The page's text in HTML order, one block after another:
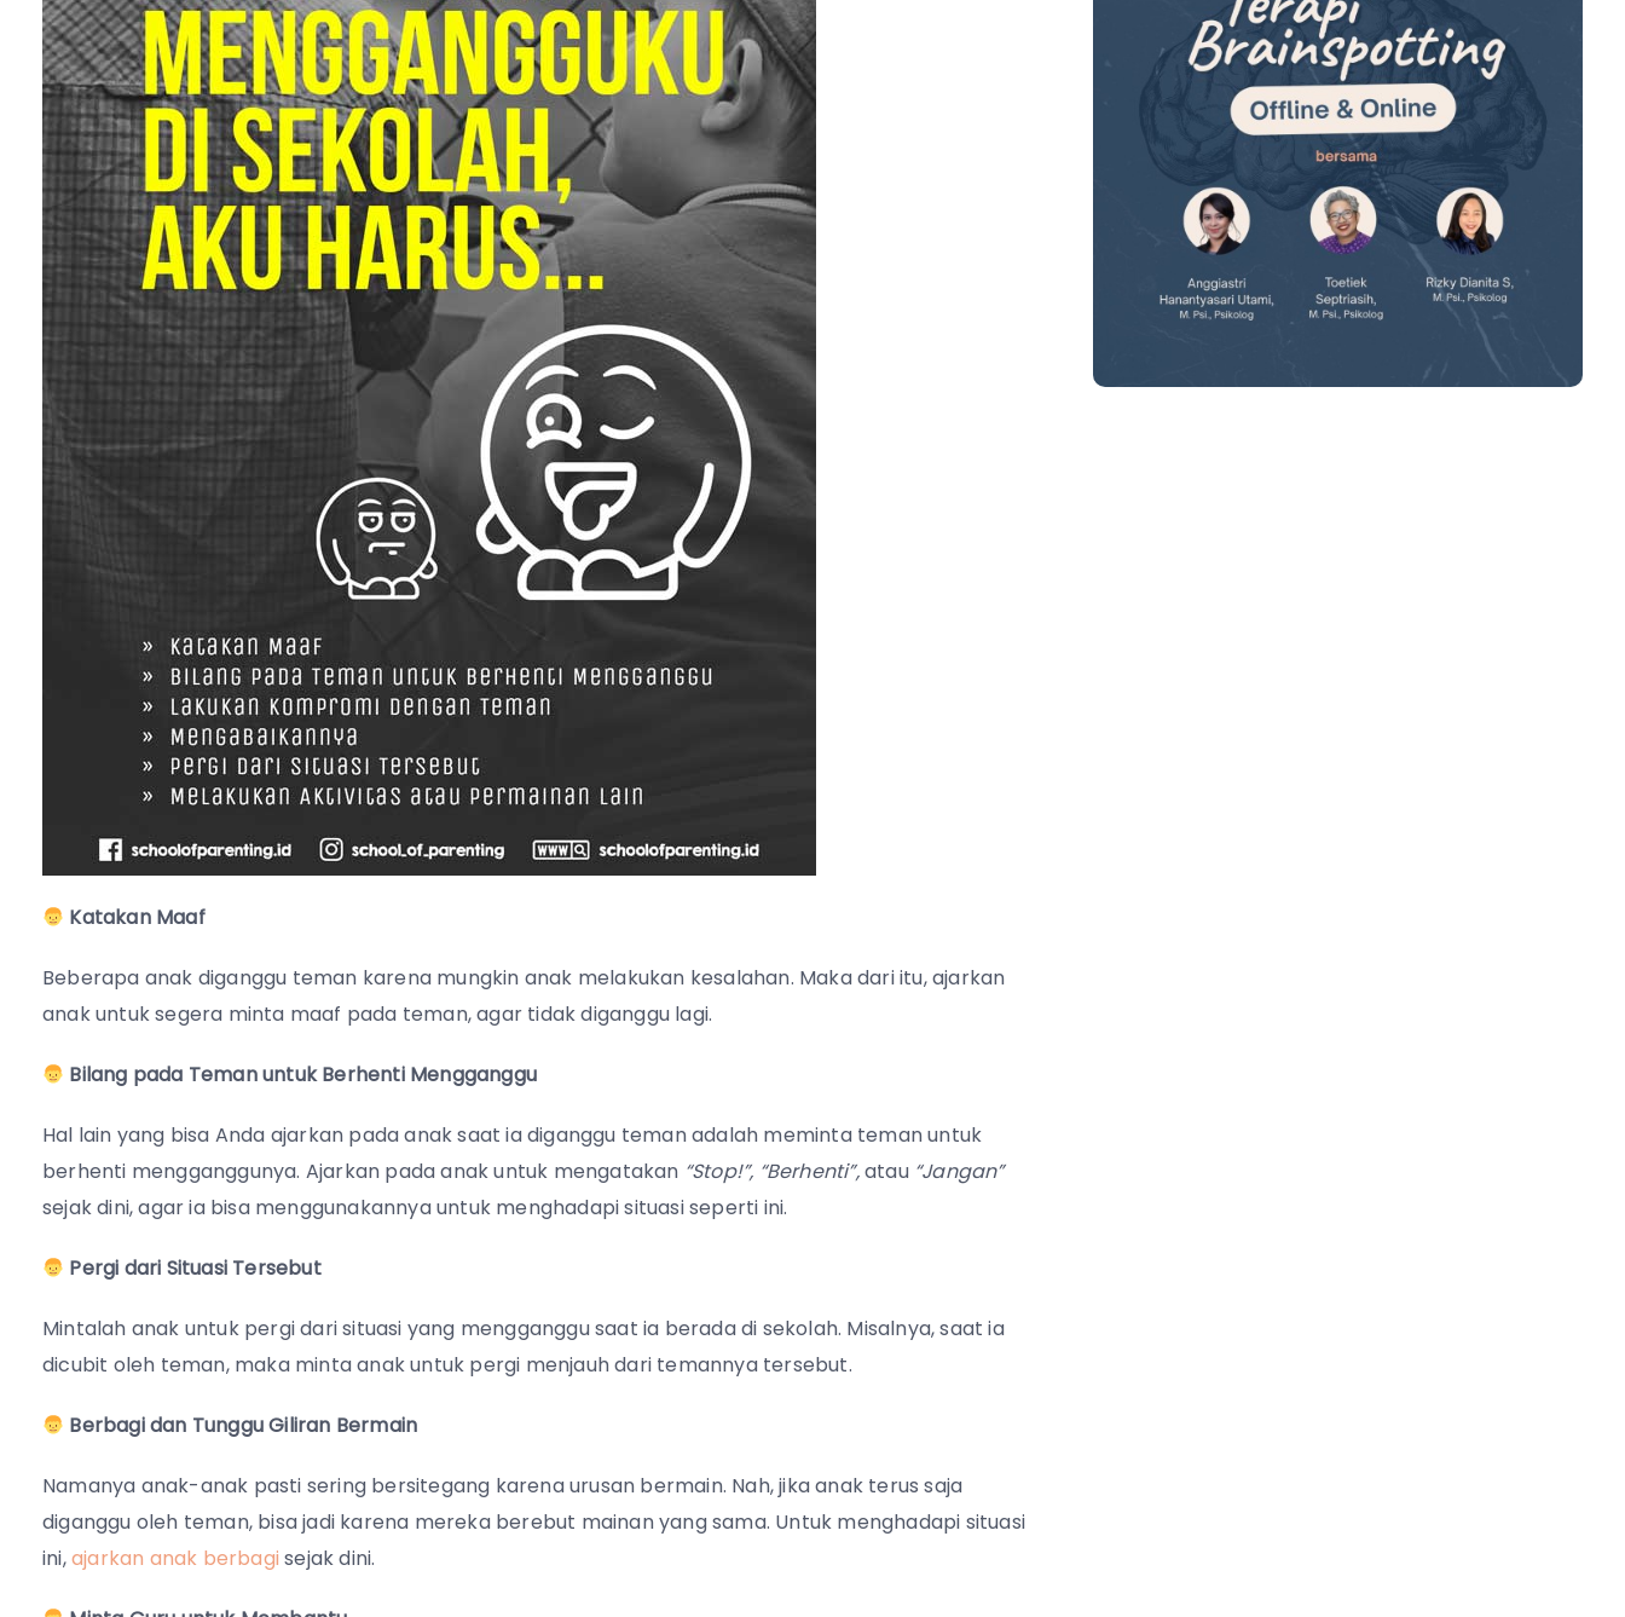
Katakan Maaf
Beberapa anak diganggu teman karena mungkin anak melakukan kesalahan. Maka dari itu, ajarkan
anak untuk segera minta maaf pada teman, agar tidak diganggu lagi.
Bilang pada Teman untuk Berhenti Mengganggu
Hal lain yang bisa Anda ajarkan pada anak saat ia diganggu teman adalah meminta teman untuk
berhenti mengganggunya. Ajarkan pada anak untuk mengatakan “Stop!”, “Berhenti”,atau “Jangan”
sejak dini, agar ia bisa menggunakannya untuk menghadapi situasi seperti ini.
Pergi dari Situasi Tersebut
Mintalah anak untuk pergi dari situasi yang mengganggu saat ia berada di sekolah. Misalnya, saat ia
dicubit oleh teman, maka minta anak untuk pergi menjauh dari temannya tersebut.
Berbagi dan Tunggu Giliran Bermain
Namanya anak-anak pasti sering bersitegang karena urusan bermain. Nah, jika anak terus saja
diganggu oleh teman, bisa jadi karena mereka berebut mainan yang sama. Untuk menghadapi situasi
ini,ajarkan anak berbagisejak dini.